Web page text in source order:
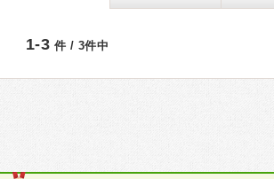
1-3 件 / 3件中